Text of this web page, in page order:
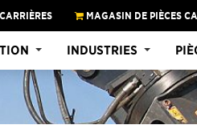
CARRIÈRES MAGASIN DE PIÈCES
INDUSTRIES